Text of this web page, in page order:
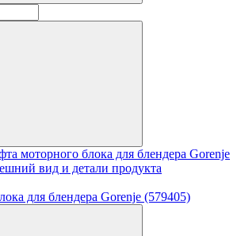
для блендера Gorenje (579405)